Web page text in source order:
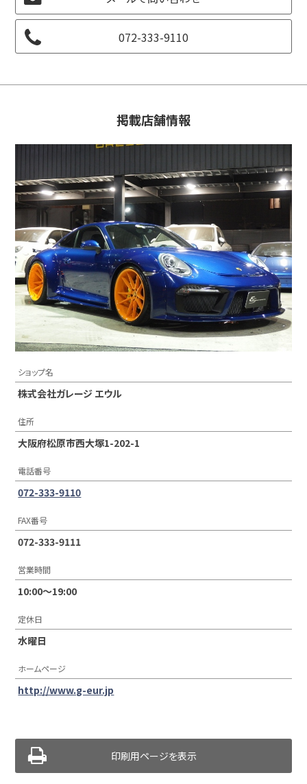
072-333-9110
掲載店舗情報
ショップ名
株式会社ガレージ エウル
住所
大阪府松原市西大塚1-202-1
電話番号
072-333-9110
FAX番号
072-333-9111
営業時間
10:00〜19:00
定休日
水曜日
ホームページ
http://www.g-eur.jp
印刷用ページを表示